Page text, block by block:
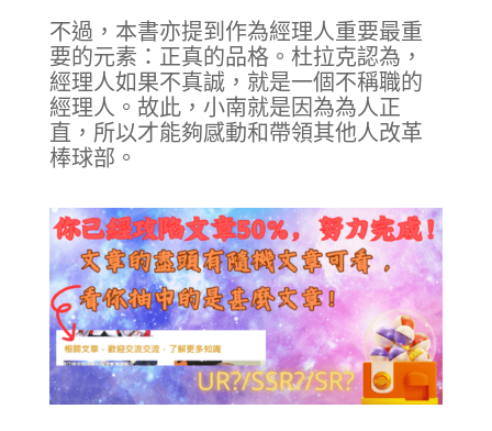
不過，本書亦提到作為經理人重要最重
要的元素：正真的品格。杜拉克認為，
經理人如果不真誠，就是一個不稱職的
經理人。故此，小南就是因為為人正
直，所以才能夠感動和帶領其他人改革
棒球部。